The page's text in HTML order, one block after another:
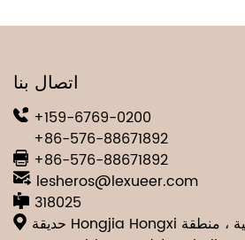
اتصال بنا
+159-6769-0200
+86-576-88671892
+86-576-88671892
lesheros@lexueer.com
318025
حديقة Hongjia Hongxi الصناعية ، منطقة Jiaojiang ،